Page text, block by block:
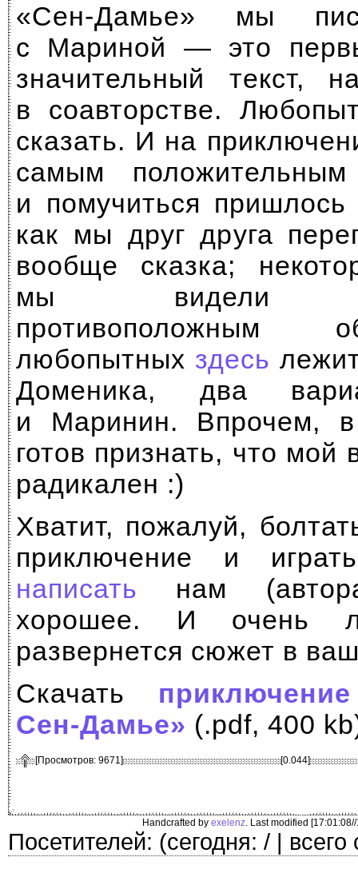
«Сен-Дамье» мы
с Мариной — это
значительный текст,
в соавторстве.
сказать. И на
самым
и помучиться
как мы друг друга
вообще сказка;
мы видели
противоположным
любопытных здесь
Доменика, два
и Маринин. Впрочем,
готов признать, что мой
радикален :)
Хватит, пожалуй,
приключение и
написать нам
хорошее. И очень
развернется сюжет в
Скачать
Сен-Дамье» (.pdf, 400
[Просмотров: 9671] [0.044]
Handcrafted by exelenz. Last modified
Посетителей: (сегодня: / |